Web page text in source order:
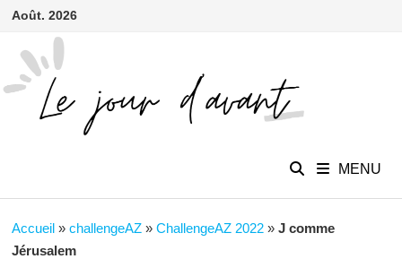
Passer
contenu
Août. 2026
MENU
Accueil» challengeAZ» ChallengeAZ 2022» J comme
Jérusalem